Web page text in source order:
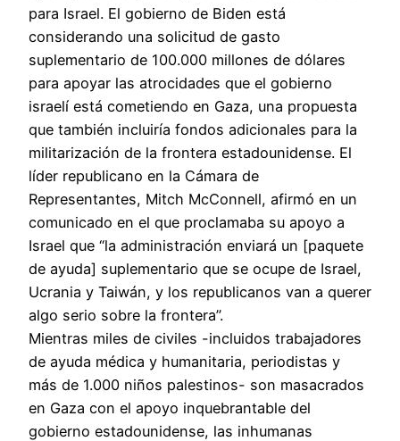
para Israel. El gobierno de Biden está
considerando una solicitud de gasto
suplementario de 100.000 millones de dólares
para apoyar las atrocidades que el gobierno
israelí está cometiendo en Gaza, una propuesta
que también incluiría fondos adicionales para la
militarización de la frontera estadounidense. El
líder republicano en la Cámara de
Representantes, Mitch McConnell, afirmó en un
comunicado en el que proclamaba su apoyo a
Israel que “la administración enviará un [paquete
de ayuda] suplementario que se ocupe de Israel,
Ucrania y Taiwán, y los republicanos van a querer
algo serio sobre la frontera”.
Mientras miles de civiles -incluidos trabajadores
de ayuda médica y humanitaria, periodistas y
más de 1.000 niños palestinos- son masacrados
en Gaza con el apoyo inquebrantable del
gobierno estadounidense, las inhumanas